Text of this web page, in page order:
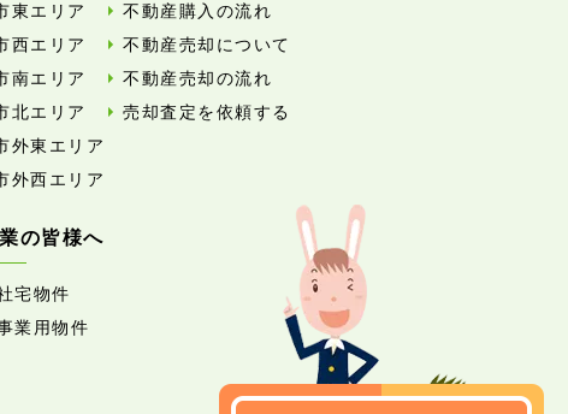
東エリア
西エリア
南エリア
北エリア
外東エリア
外西エリア
不動産購入の流れ
不動産売却について
不動産売却の流れ
売却査定を依頼する
の皆様へ
宅物件
業用物件